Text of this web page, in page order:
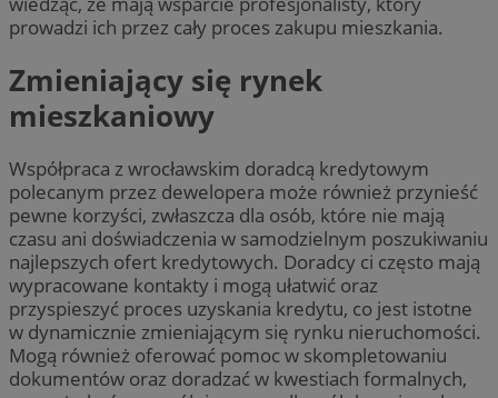
prowadzi ich przez cały proces zakupu mieszkania.
Zmieniający się rynek
mieszkaniowy
Współpraca z wrocławskim doradcą kredytowym
polecanym przez dewelopera może również przynieść
pewne korzyści, zwłaszcza dla osób, które nie mają
czasu ani doświadczenia w samodzielnym poszukiwaniu
najlepszych ofert kredytowych. Doradcy ci często mają
wypracowane kontakty i mogą ułatwić oraz
przyspieszyć proces uzyskania kredytu, co jest istotne
w dynamicznie zmieniającym się rynku nieruchomości.
Mogą również oferować pomoc w skompletowaniu
dokumentów oraz doradzać w kwestiach formalnych,